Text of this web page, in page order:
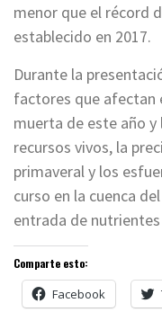
menor que el récord
establecido en 2017.
Durante la
factores que afectan
muerta de este año
recursos vivos, la
primaveral y los
curso en la cuenca
entrada de
Comparte esto:
Facebook